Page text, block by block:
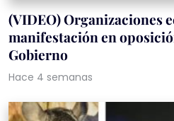
(VIDEO) Organizaciones
manifestación en
Gobierno
Hace 4 semanas